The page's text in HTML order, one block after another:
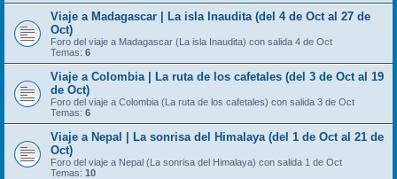
Viaje a Madagascar | La isla Inaudita (del 4 de Oct al 27 de
Oct)
Foro del viaje a Madagascar (La isla Inaudita) con salida 4 de Oct
Temas: 6
Viaje a Colombia | La ruta de los cafetales (del 3 de Oct al 19
de Oct)
Foro del viaje a Colombia (La ruta de los cafetales) con salida 3 de Oct
Temas: 6
Viaje a Nepal | La sonrisa del Himalaya (del 1 de Oct al 21 de
Oct)
Foro del viaje a Nepal (La sonrisa del Himalaya) con salida 1 de Oct
Temas: 10